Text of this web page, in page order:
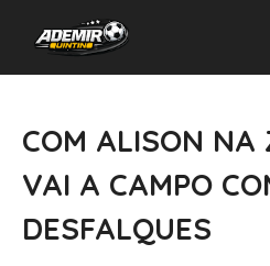
COM ALISON NA
VAI A CAMPO
DESFALQUES